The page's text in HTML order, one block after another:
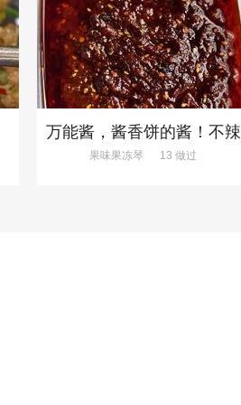
万能酱，酱香饼的酱！不辣
果味果冻琴 13 做过